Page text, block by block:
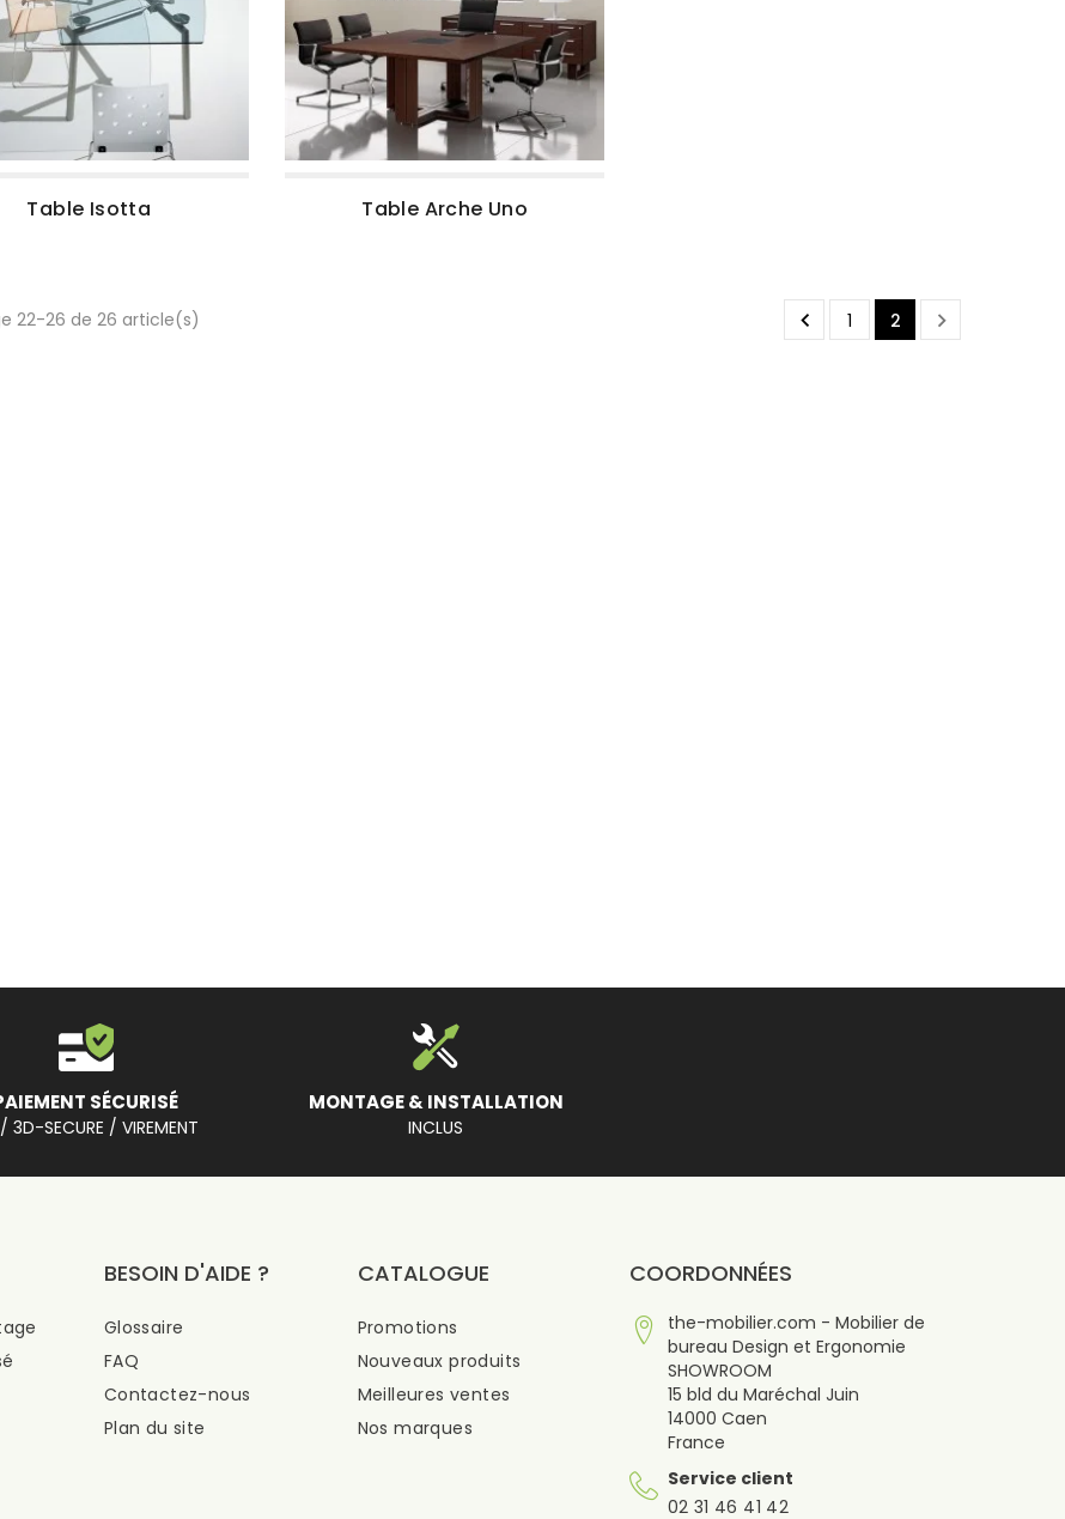
Table Isotta Table Arche Uno
22-26 de 26 article(s)  1 2 
SÉCURISÉ
3D-SECURE / VIREMENT
MONTAGE & INSTALLATION
INCLUS
BESOIN D'AIDE ?
Glossaire
FAQ
Contactez-nous
Plan du site
CATALOGUE
Promotions
Nouveaux produits
Meilleures ventes
Nos marques
COORDONNÉES
the-mobilier.com - Mobilier de
bureau Design et Ergonomie
SHOWROOM
15 bld du Maréchal Juin
14000 Caen
France
Service client
02 31 46 41 42